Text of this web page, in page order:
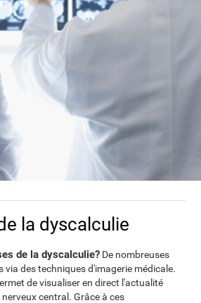
la dyscalculie
de la dyscalculie? De nombreuses
via des techniques d'imagerie médicale.
de visualiser en direct l'actualité
central. Grâce à ces